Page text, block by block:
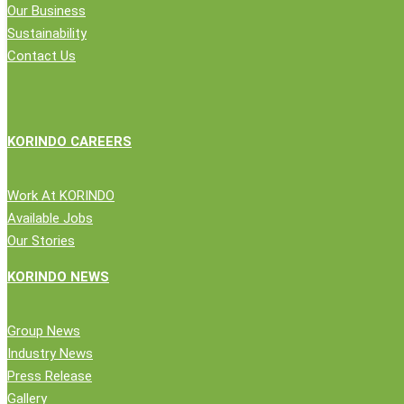
Posisi
BRJ
Our Business
Sustainability
Contact Us
KORINDO CAREERS
Work At KORINDO
Available Jobs
Our Stories
KORINDO NEWS
Group News
Industry News
Press Release
Gallery
Menu
Perusahaan
News